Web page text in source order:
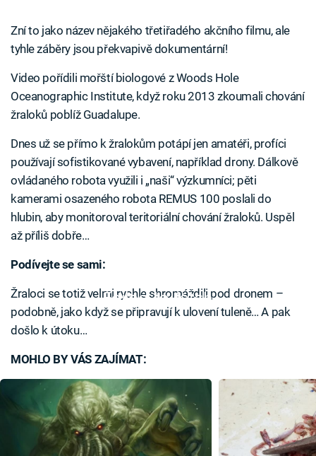
Zní to jako název nějakého třetiřadého akčního filmu, ale
tyhle záběry jsou překvapivě dokumentární!
Video pořídili mořští biologové z Woods Hole
Oceanographic Institute, když roku 2013 zkoumali chování
žraloků poblíž Guadalupe.
Dnes už se přímo k žralokům potápí jen amatéři, profíci
používají sofistikované vybavení, například drony. Dálkově
ovládaného robota využili i „naši“ výzkumníci; pěti
kamerami osazeného robota REMUS 100 poslali do
hlubin, aby monitoroval teritoriální chování žraloků. Uspěl
až příliš dobře…
Podívejte se sami:
Failed to fetch
Žraloci se totiž velmi rychle shromáždili pod dronem –
podobně, jako když se připravují k ulovení tuleně… A pak
došlo k útoku…
MOHLO BY VÁS ZAJÍMAT: